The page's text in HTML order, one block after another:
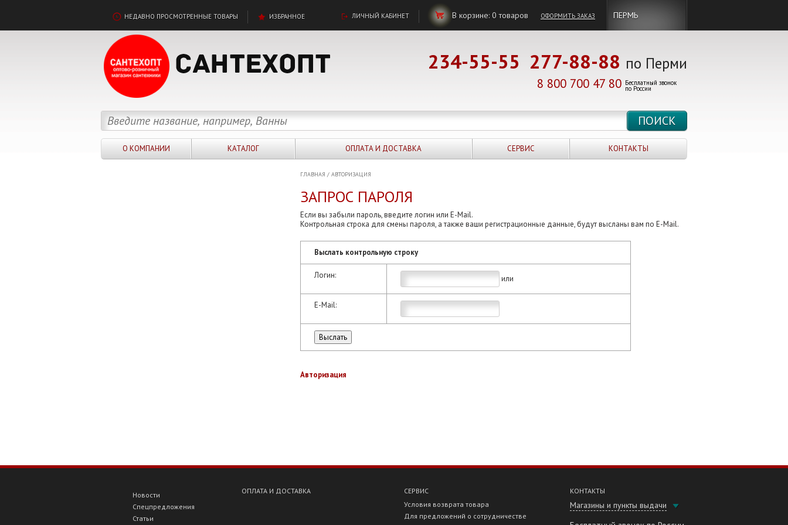
НЕДАВНО ПРОСМОТРЕННЫЕ ТОВАРЫ ИЗБРАННОЕ ЛИЧНЫЙ КАБИНЕТ В корзине: 0товаров ОФОРМИТЬ ЗАКАЗ ПЕРМЬ
234-55-55 277-88-88 по Перми
8 800 700 47 80 Бесплатный звонок
по России
О КОМПАНИИ КАТАЛОГ ОПЛАТА И ДОСТАВКА СЕРВИС КОНТАКТЫ
ГЛАВНАЯ / АВТОРИЗАЦИЯ
ЗАПРОС ПАРОЛЯ
Если вы забыли пароль, введите логин или E-Mail.
Контрольная строка для смены пароля, а также ваши регистрационные данные, будут высланы вам по E-Mail.
Выслать контрольную строку
Логин: или
E-Mail:
Авторизация
КОНТАКТЫ
Магазины и пункты выдачи
Новости
Спецпредложения
Статьи
ОПЛАТА И ДОСТАВКА
СЕРВИС
Условия возврата товара
Для предложений о сотрудничестве